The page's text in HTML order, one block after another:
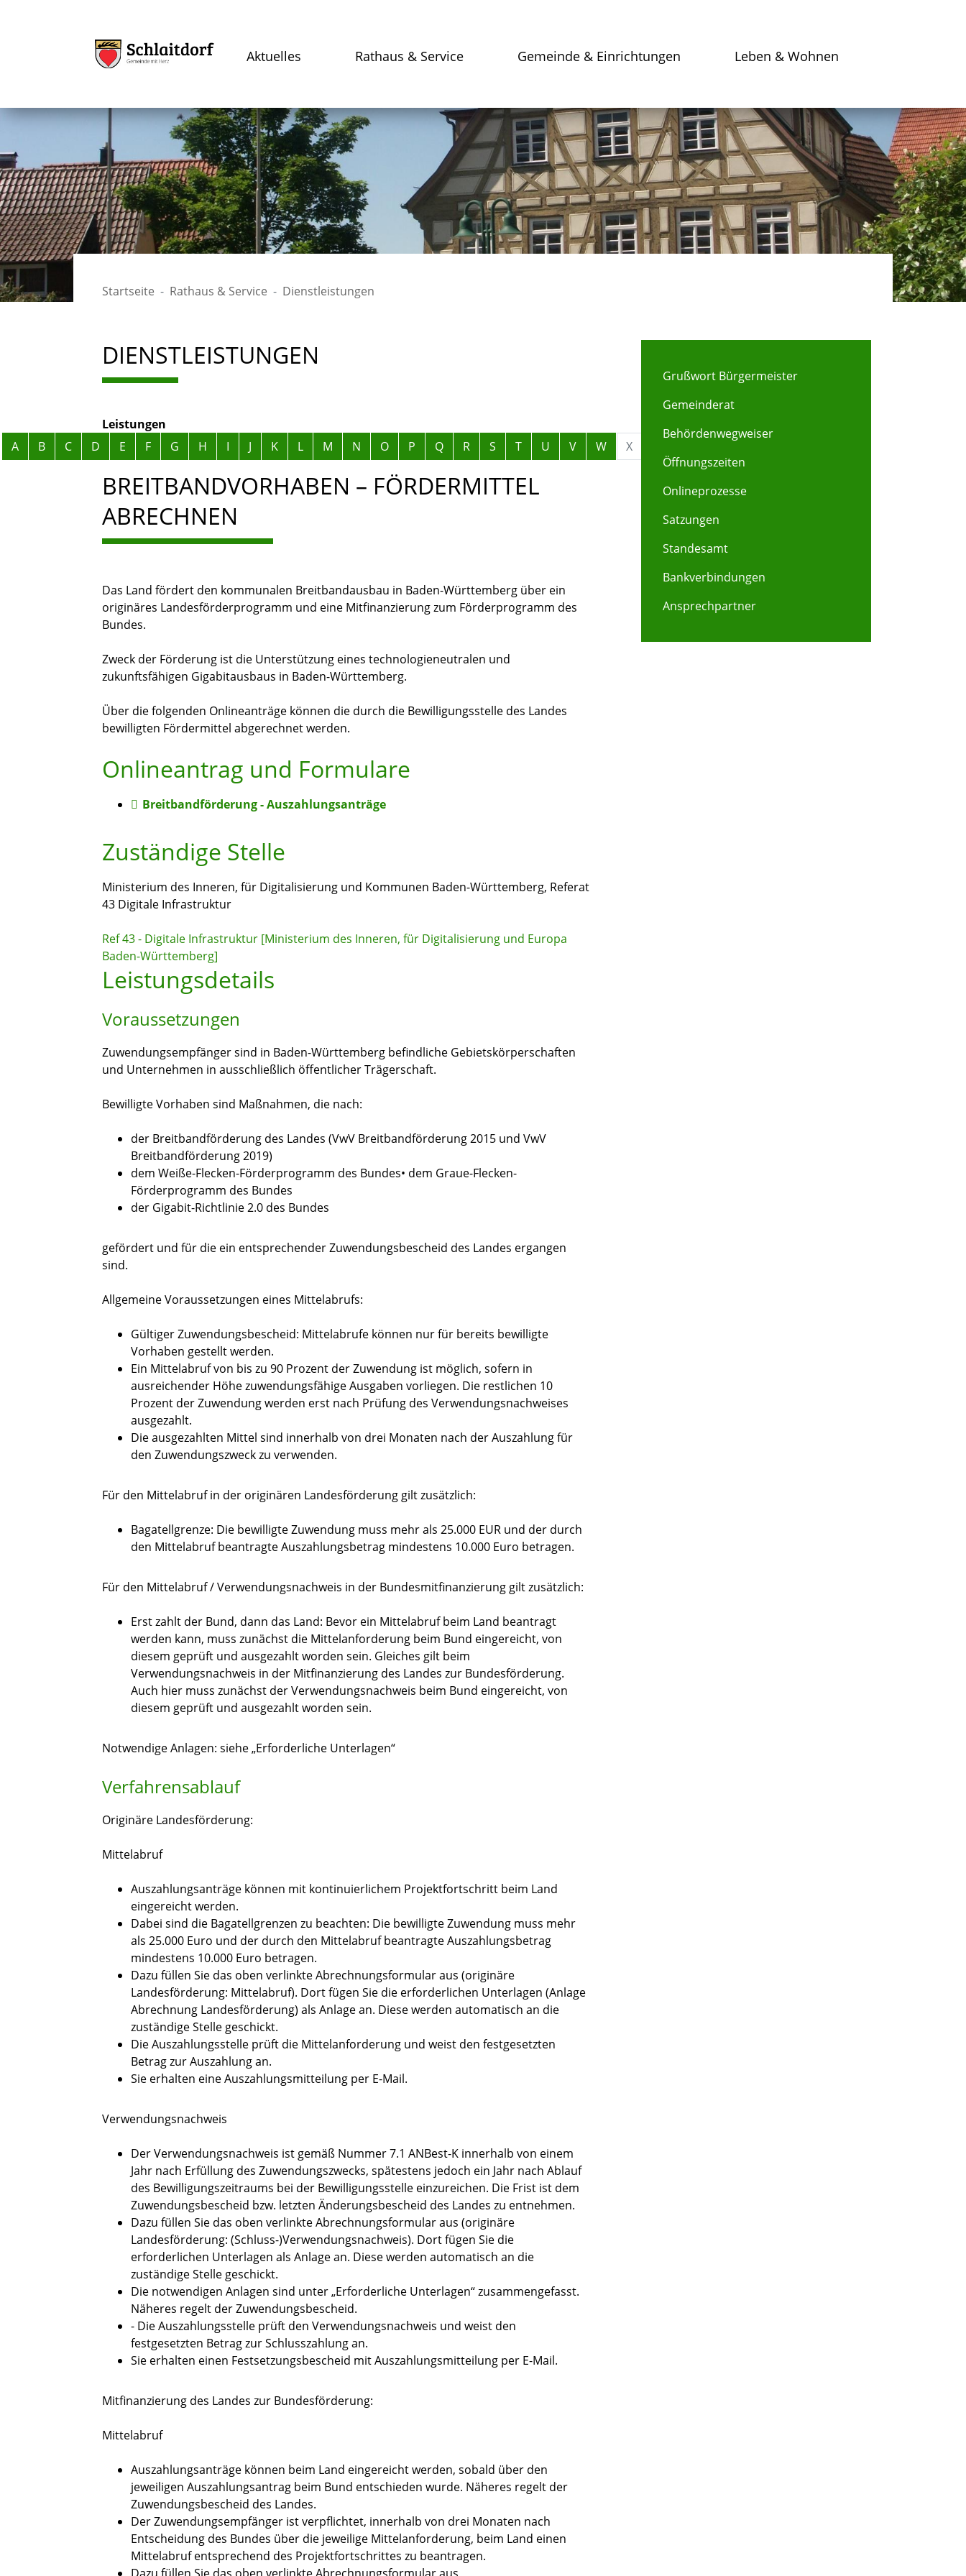
Aktuelles Rathaus & Service Gemeinde & Einrichtungen Leben & Wohnen
Startseite Rathaus & Service Dienstleistungen
DIENSTLEISTUNGEN
Leistungen
Alphabetisches Register überspringen
A B C D E F G H I J K L M N O P Q R S T U V W X
BREITBANDVORHABEN – FÖRDERMITTEL
ABRECHNEN
Das Land fördert den kommunalen Breitbandausbau in Baden-Württemberg über ein
originäres Landesförderprogramm und eine Mitfinanzierung zum Förderprogramm des
Bundes.
Zweck der Förderung ist die Unterstützung eines technologieneutralen und
zukunftsfähigen Gigabitausbaus in Baden-Württemberg.
Über die folgenden Onlineanträge können die durch die Bewilligungsstelle des Landes
bewilligten Fördermittel abgerechnet werden.
Onlineantrag und Formulare
Breitbandförderung - Auszahlungsanträge
Zuständige Stelle
Ministerium des Inneren, für Digitalisierung und Kommunen Baden-Württemberg, Referat
43 Digitale Infrastruktur
Ref 43 - Digitale Infrastruktur [Ministerium des Inneren, für Digitalisierung und Europa
Baden-Württemberg]
Leistungsdetails
Voraussetzungen
Zuwendungsempfänger sind in Baden-Württemberg befindliche Gebietskörperschaften
und Unternehmen in ausschließlich öffentlicher Trägerschaft.
Bewilligte Vorhaben sind Maßnahmen, die nach:
der Breitbandförderung des Landes (VwV Breitbandförderung 2015 und VwV
Breitbandförderung 2019)
dem Weiße-Flecken-Förderprogramm des Bundes• dem Graue-Flecken-
Förderprogramm des Bundes
der Gigabit-Richtlinie 2.0 des Bundes
gefördert und für die ein entsprechender Zuwendungsbescheid des Landes ergangen
sind.
Allgemeine Voraussetzungen eines Mittelabrufs:
Gültiger Zuwendungsbescheid: Mittelabrufe können nur für bereits bewilligte
Vorhaben gestellt werden.
Ein Mittelabruf von bis zu 90 Prozent der Zuwendung ist möglich, sofern in
ausreichender Höhe zuwendungsfähige Ausgaben vorliegen. Die restlichen 10
Prozent der Zuwendung werden erst nach Prüfung des Verwendungsnachweises
ausgezahlt.
Die ausgezahlten Mittel sind innerhalb von drei Monaten nach der Auszahlung für
den Zuwendungszweck zu verwenden.
Für den Mittelabruf in der originären Landesförderung gilt zusätzlich:
Bagatellgrenze: Die bewilligte Zuwendung muss mehr als 25.000 EUR und der durch
den Mittelabruf beantragte Auszahlungsbetrag mindestens 10.000 Euro betragen.
Für den Mittelabruf / Verwendungsnachweis in der Bundesmitfinanzierung gilt zusätzlich:
Erst zahlt der Bund, dann das Land: Bevor ein Mittelabruf beim Land beantragt
werden kann, muss zunächst die Mittelanforderung beim Bund eingereicht, von
diesem geprüft und ausgezahlt worden sein. Gleiches gilt beim
Verwendungsnachweis in der Mitfinanzierung des Landes zur Bundesförderung.
Auch hier muss zunächst der Verwendungsnachweis beim Bund eingereicht, von
diesem geprüft und ausgezahlt worden sein.
Notwendige Anlagen: siehe „Erforderliche Unterlagen“
Verfahrensablauf
Originäre Landesförderung:
Mittelabruf
Auszahlungsanträge können mit kontinuierlichem Projektfortschritt beim Land
eingereicht werden.
Dabei sind die Bagatellgrenzen zu beachten: Die bewilligte Zuwendung muss mehr
als 25.000 Euro und der durch den Mittelabruf beantragte Auszahlungsbetrag
mindestens 10.000 Euro betragen.
Dazu füllen Sie das oben verlinkte Abrechnungsformular aus (originäre
Landesförderung: Mittelabruf). Dort fügen Sie die erforderlichen Unterlagen (Anlage
Abrechnung Landesförderung) als Anlage an. Diese werden automatisch an die
zuständige Stelle geschickt.
Die Auszahlungsstelle prüft die Mittelanforderung und weist den festgesetzten
Betrag zur Auszahlung an.
Sie erhalten eine Auszahlungsmitteilung per E-Mail.
Verwendungsnachweis
Der Verwendungsnachweis ist gemäß Nummer 7.1 ANBest-K innerhalb von einem
Jahr nach Erfüllung des Zuwendungszwecks, spätestens jedoch ein Jahr nach Ablauf
des Bewilligungszeitraums bei der Bewilligungsstelle einzureichen. Die Frist ist dem
Zuwendungsbescheid bzw. letzten Änderungsbescheid des Landes zu entnehmen.
Dazu füllen Sie das oben verlinkte Abrechnungsformular aus (originäre
Landesförderung: (Schluss-)Verwendungsnachweis). Dort fügen Sie die
erforderlichen Unterlagen als Anlage an. Diese werden automatisch an die
zuständige Stelle geschickt.
Die notwendigen Anlagen sind unter „Erforderliche Unterlagen“ zusammengefasst.
Näheres regelt der Zuwendungsbescheid.
- Die Auszahlungsstelle prüft den Verwendungsnachweis und weist den
festgesetzten Betrag zur Schlusszahlung an.
Sie erhalten einen Festsetzungsbescheid mit Auszahlungsmitteilung per E-Mail.
Mitfinanzierung des Landes zur Bundesförderung:
Mittelabruf
Auszahlungsanträge können beim Land eingereicht werden, sobald über den
jeweiligen Auszahlungsantrag beim Bund entschieden wurde. Näheres regelt der
Zuwendungsbescheid des Landes.
Der Zuwendungsempfänger ist verpflichtet, innerhalb von drei Monaten nach
Entscheidung des Bundes über die jeweilige Mittelanforderung, beim Land einen
Mittelabruf entsprechend des Projektfortschrittes zu beantragen.
Grußwort Bürgermeister
Gemeinderat
Behördenwegweiser
Öffnungszeiten
Onlineprozesse
Satzungen
Standesamt
Bankverbindungen
Ansprechpartner